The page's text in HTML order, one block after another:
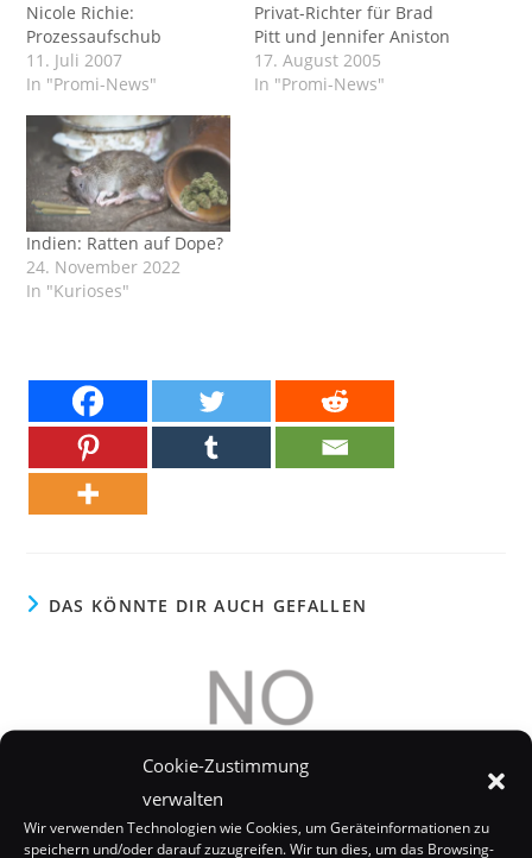
Cookie-Zustimmung
verwalten
Wir verwenden Technologien wie Cookies, um Geräteinformationen zu
speichern und/oder darauf zuzugreifen. Wir tun dies, um das Browsing-
Nicole Richie:
Prozessaufschub
11. Juli 2007
In "Promi-News"
Privat-Richter für Brad
Pitt und Jennifer Aniston
17. August 2005
In "Promi-News"
Indien: Ratten auf Dope?
24. November 2022
In "Kurioses"
DAS KÖNNTE DIR AUCH GEFALLEN